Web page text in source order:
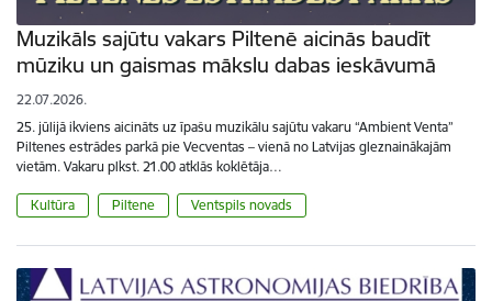
Muzikāls sajūtu vakars Piltenē aicinās baudīt
mūziku un gaismas mākslu dabas ieskāvumā
22.07.2026.
25. jūlijā ikviens aicināts uz īpašu muzikālu sajūtu vakaru “Ambient Venta”
Piltenes estrādes parkā pie Vecventas – vienā no Latvijas gleznainākajām
vietām. Vakaru plkst. 21.00 atklās koklētāja…
Kultūra Piltene Ventspils novads